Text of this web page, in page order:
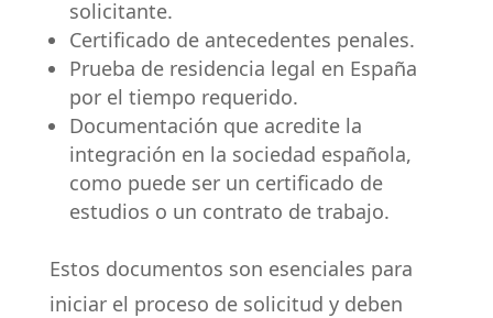
solicitante.
Certificado de antecedentes penales.
Prueba de residencia legal en España
por el tiempo requerido.
Documentación que acredite la
integración en la sociedad española,
como puede ser un certificado de
estudios o un contrato de trabajo.
Estos documentos son esenciales para
iniciar el proceso de solicitud y deben